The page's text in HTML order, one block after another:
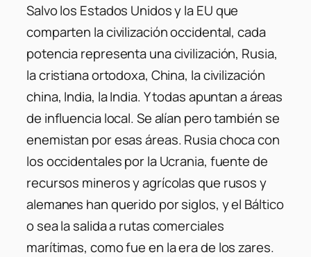
Salvo los Estados Unidos y la EU que
comparten la civilización occidental, cada
potencia representa una civilización, Rusia,
la cristiana ortodoxa, China, la civilización
china, India, la India. Y todas apuntan a áreas
de influencia local. Se alían pero también se
enemistan por esas áreas. Rusia choca con
los occidentales por la Ucrania, fuente de
recursos mineros y agrícolas que rusos y
alemanes han querido por siglos, y el Báltico
o sea la salida a rutas comerciales
marítimas, como fue en la era de los zares.